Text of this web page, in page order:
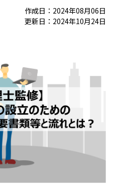
作成日：2024年08月06日
更新日：2024年10月24日